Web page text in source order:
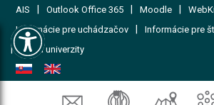
Open toolbar
AIS Outlook Office 365 Moodle
Informácie pre uchádzačov Informácie pre
| Mapa univerzity